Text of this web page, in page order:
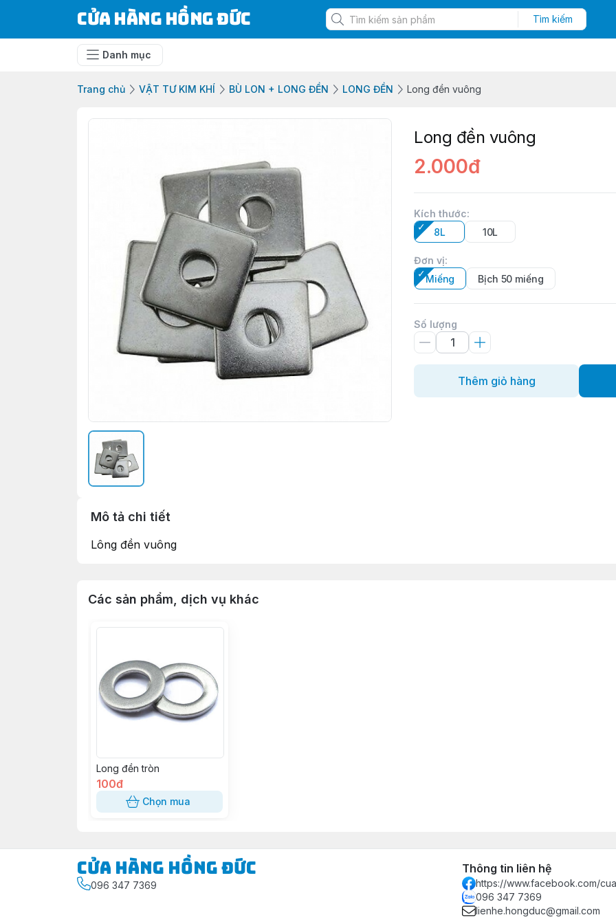
Cửa Hàng Hồng Đức Tìm kiếm
Danh mục
Trang chủ VẬT TƯ KIM KHÍ BÙ LON + LONG ĐỀN LONG ĐỀN Long đền vuông
Long đền vuông
2.000đ
Kích thước:
8L
10L
Đơn vị:
Miếng
Bịch 50 miếng
Số lượng
Thêm giỏ hàng
Mô tả chi tiết
Lông đền vuông
Các sản phẩm, dịch vụ khác
Long đền tròn
100đ
Chọn mua
Cửa Hàng Hồng Đức
096 347 7369
Thông tin liên hệ
https://www.facebook.com/
096 347 7369
lienhe.hongduc@gmail.com